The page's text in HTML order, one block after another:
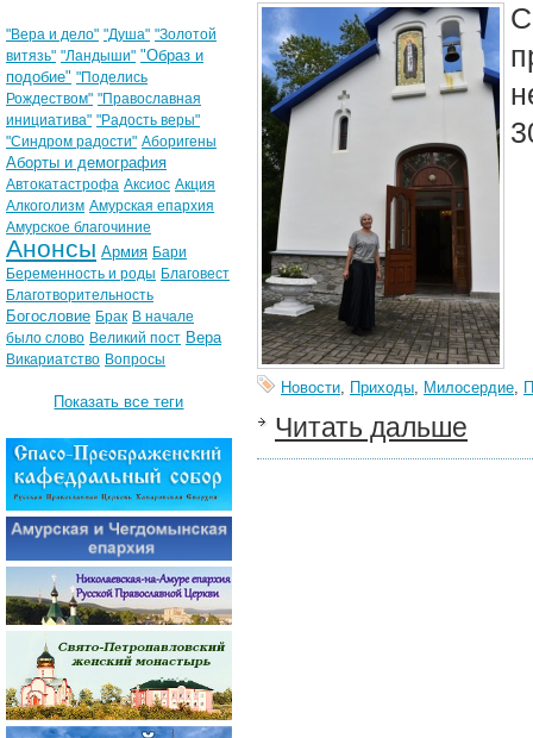
Новости, Приходы, Милосердие,
Читать дальше
"Вера и дело" "Душа" "Золотой
витязь" "Ландыши" "Образ и
подобие" "Поделись
Рождеством" "Православная
инициатива" "Радость веры"
"Синдром радости" Аборигены
Аборты и демография
Автокатастрофа Аксиос Акция
Алкоголизм Амурская епархия
Амурское благочиние
Анонсы Армия Бари
Беременность и роды Благовест
Благотворительность
Богословие Брак В начале
было слово Великий пост Вера
Викариатство Вопросы
Показать все теги